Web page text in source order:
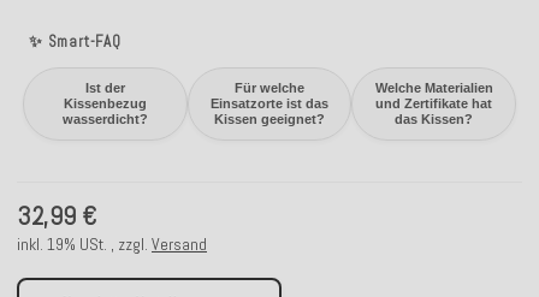
✨ Smart-FAQ
Ist der
Kissenbezug
wasserdicht?
Für welche
Einsatzorte ist das
Kissen geeignet?
Welche Materialien
und Zertifikate hat
das Kissen?
32,99 €
inkl. 19% USt. , zzgl. Versand